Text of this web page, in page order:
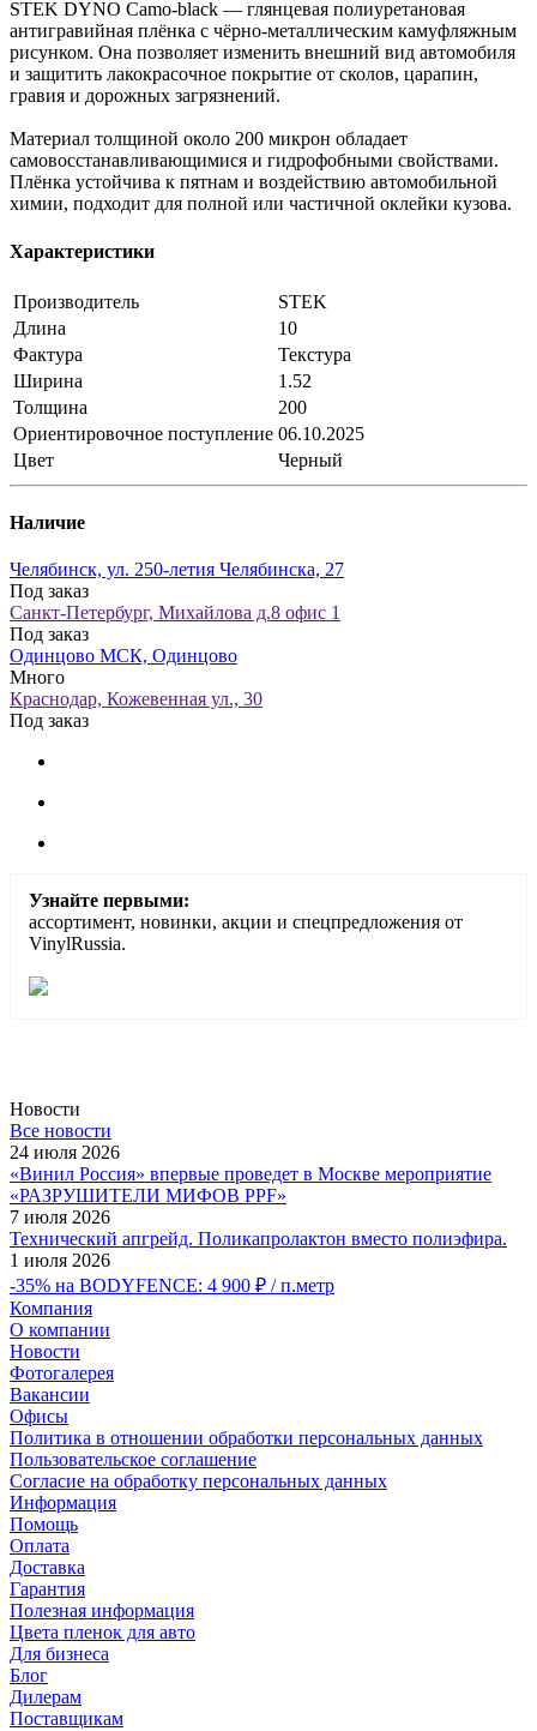
STEK DYNO Camo-black — глянцевая полиуретановая
антигравийная плёнка с чёрно-металлическим камуфляжным
рисунком. Она позволяет изменить внешний вид автомобиля
и защитить лакокрасочное покрытие от сколов, царапин,
гравия и дорожных загрязнений.
Материал толщиной около 200 микрон обладает
самовосстанавливающимися и гидрофобными свойствами.
Плёнка устойчива к пятнам и воздействию автомобильной
химии, подходит для полной или частичной оклейки кузова.
Характеристики
Производитель
STEK
Длина
10
Фактура
Текстура
Ширина
1.52
Толщина
200
Ориентировочное поступление 06.10.2025
Цвет
Черный
Наличие
Челябинск, ул. 250-летия Челябинска, 27
Под заказ
Санкт-Петербург, Михайлова д.8 офис 1
Под заказ
Одинцово МСК, Одинцово
Много
Краснодар, Кожевенная ул., 30
Под заказ
Узнайте первыми:
ассортимент, новинки, акции и спецпредложения от
VinylRussia.
Новости
Все новости
24 июля 2026
«Винил Россия» впервые проведет в Москве мероприятие
«РАЗРУШИТЕЛИ МИФОВ PPF»
7 июля 2026
Технический апгрейд. Поликапролактон вместо полиэфира.
1 июля 2026
-35% на BODYFENCE: 4 900 ₽ / п.метр
Компания
О компании
Новости
Фотогалерея
Вакансии
Офисы
Политика в отношении обработки персональных данных
Пользовательское соглашение
Согласие на обработку персональных данных
Информация
Помощь
Оплата
Доставка
Гарантия
Полезная информация
Цвета пленок для авто
Для бизнеса
Блог
Дилерам
Поставщикам